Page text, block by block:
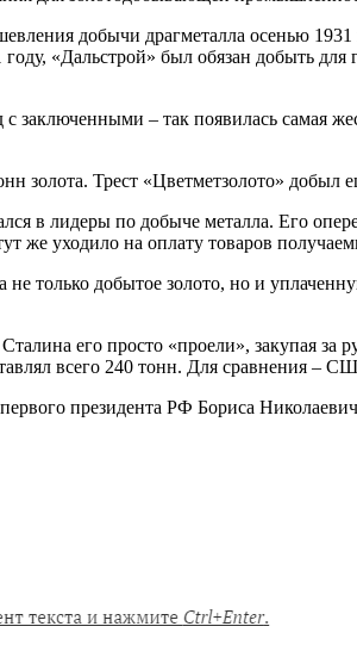
добычи драгметалла осенью
«Дальстрой» был обязан добыть
– так появилась самая
золота. Трест «Цветметзолото» добыл
в лидеры по добыче металла. Его
же уходило на оплату товаров
только добытое золото, но и
его просто «проели», закупая
всего 240 тонн. Для сравнения –
президента РФ Бориса